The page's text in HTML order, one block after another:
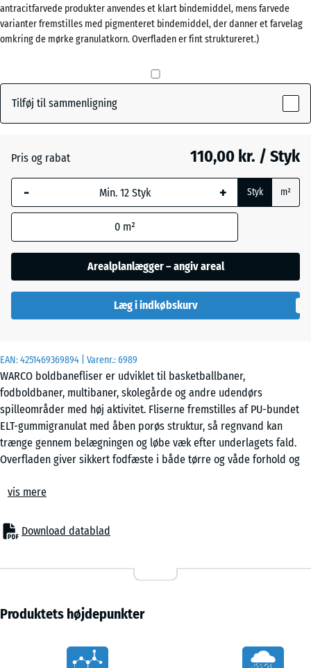
EAN:4251469369894 | Varenr.:6989
WARCO boldbanefliser er udviklet til basketballbaner,
fodboldbaner, multibaner, skolegårde og andre udendørs
spilleområder med høj aktivitet. Fliserne fremstilles af PU-bundet
ELT-gummigranulat med åben porøs struktur, så regnvand kan
trænge gennem belægningen og løbe væk efter underlagets fald.
Overfladen giver sikkert fodfæste i både tørre og våde forhold og
Stabil belægning med puslesamling
Samlingen holder belægningen samlet uden brug af lim eller skruer
og gør monteringen hurtig på faste og bærende underlag. Fliserne
udtryk. Ved kanter, hegn eller målområder kan fliserne tilpasses
udskiftes enkeltvis uden at hele området skal demonteres.
Montering på faste underlag
belægningssten eller kunststofgitter. Der kræves normalt ingen
vis mere
Download datablad
Antracit - 5,00 kr.
540
x
30
Den valgte,
blåmarkerede
behovsberegningen
(medmindre andet
x
x 3
cm
50
x
50
x 4
cm
0,25
+ 40,00 kr.
antracitfarvede produkter anvendes et klart bindemiddel, mens farvede
varianter fremstilles med pigmenteret bindemiddel, der danner et farvelag
omkring de mørke granulatkorn. Overfladen er fint struktureret.)
Tilføj til sammenligning
Pris og rabat 110,00 kr. / Styk
- + Styk m²
0 m²
Arealplanlægger – angiv areal
Læg i indkøbskurv
Produktets højdepunkter